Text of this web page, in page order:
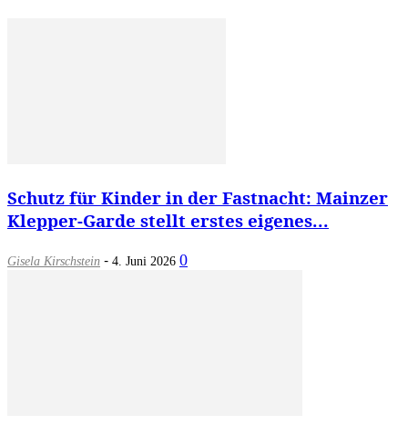
Schutz für Kinder in der Fastnacht: Mainzer
Klepper-Garde stellt erstes eigenes...
Gisela Kirschstein - 4. Juni 2026 0